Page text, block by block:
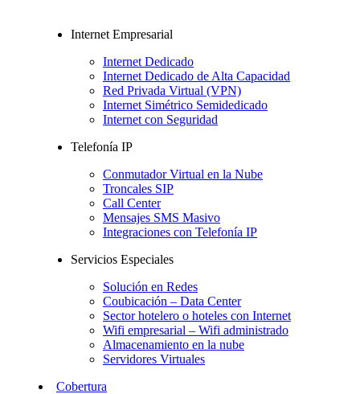
Internet Empresarial
Internet Dedicado
Internet Dedicado de Alta Capacidad
Red Privada Virtual (VPN)
Internet Simétrico Semidedicado
Internet con Seguridad
Telefonía IP
Conmutador Virtual en la Nube
Troncales SIP
Call Center
Mensajes SMS Masivo
Integraciones con Telefonía IP
Servicios Especiales
Solución en Redes
Coubicación – Data Center
Sector hotelero o hoteles con Internet
Wifi empresarial – Wifi administrado
Almacenamiento en la nube
Servidores Virtuales
Cobertura